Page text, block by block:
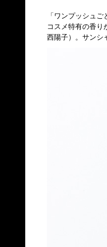
「ワンプッシュ
コスメ特有の香り
西陽子）。サンシ